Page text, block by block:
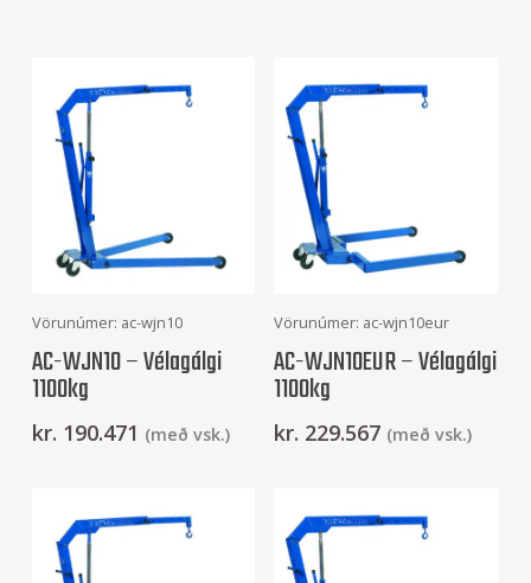
Frekari Upplýsingar
Vörunúmer: ac-wjn10
AC-WJN10 – Vélagálgi
1100kg
kr. 190.471 (með vsk.)
Frekari Upplýsingar
Vörunúmer: ac-wjn10eur
AC-WJN10EUR – Vélagálgi
1100kg
kr. 229.567 (með vsk.)